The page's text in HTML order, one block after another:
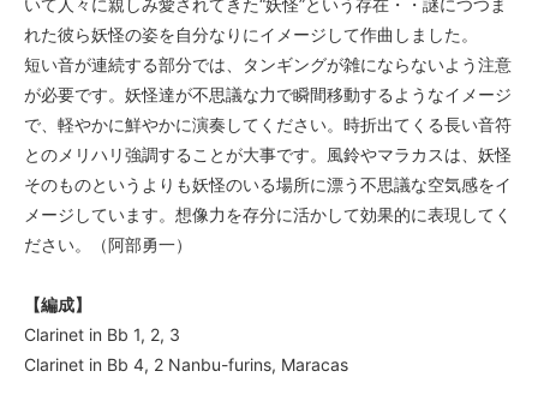
いて人々に親しみ愛されてきた“妖怪”という存在・・謎につつま
れた彼ら妖怪の姿を自分なりにイメージして作曲しました。
短い音が連続する部分では、タンギングが雑にならないよう注意
が必要です。妖怪達が不思議な力で瞬間移動するようなイメージ
で、軽やかに鮮やかに演奏してください。時折出てくる長い音符
とのメリハリ強調することが大事です。風鈴やマラカスは、妖怪
そのものというよりも妖怪のいる場所に漂う不思議な空気感をイ
メージしています。想像力を存分に活かして効果的に表現してく
ださい。（阿部勇一）
【編成】
Clarinet in Bb 1, 2, 3
Clarinet in Bb 4, 2 Nanbu-furins, Maracas